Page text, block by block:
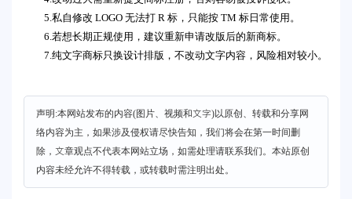
5.私自修改 LOGO 无法打 R 标，只能按 TM 标日常使用。
6.若想长期正规使用，建议重新申请改版后的新商标。
7.纯文字商标只换设计排版，不改动文字内容，风险相对较小。
声明:本网站发布的内容(图片、视频和文字)以原创、转载和分享网
络内容为主，如果涉及侵权请尽快告知，我们将会在第一时间删
除，文章观点不代表本网站立场，如需处理请联系我们。本站原创
内容未经允许不得转载，或转载时需注明出处。